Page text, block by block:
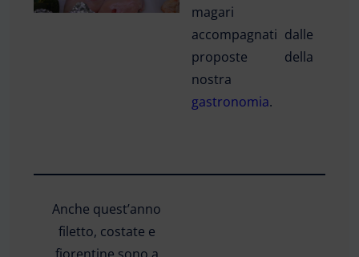
magari
accompagnati dalle
proposte della
nostra
gastronomia.
Anche quest’anno
filetto, costate e